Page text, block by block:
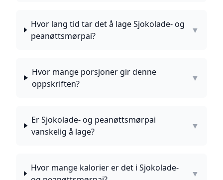
Hvor lang tid tar det å lage Sjokolade- og
peanøttsmørpai?
▼
Hvor mange porsjoner gir denne
oppskriften?
▼
Er Sjokolade- og peanøttsmørpai
vanskelig å lage?
▼
Hvor mange kalorier er det i Sjokolade-
▼